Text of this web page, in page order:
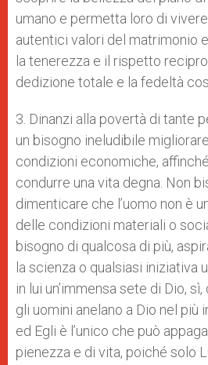
umano e permetta loro di
autentici valori del matrimonio
la tenerezza e il rispetto
dedizione totale e la fedeltà
3. Dinanzi alla povertà di tante
un bisogno ineludibile
condizioni economiche,
condurre una vita degna. Non
dimenticare che l’uomo non è
delle condizioni materiali o
bisogno di qualcosa di più,
la scienza o qualsiasi iniziativa
in lui un’immensa sete di Dio,
gli uomini anelano a Dio nel più
ed Egli è l’unico che può
pienezza e di vita, poiché solo